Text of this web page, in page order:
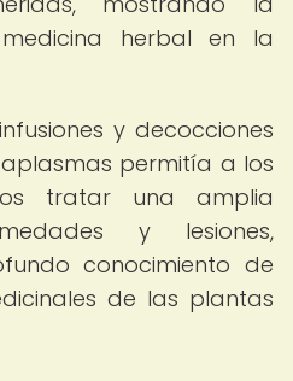
herbal en la
y decocciones
permitía a los
tratar una amplia
y lesiones,
conocimiento de
de las plantas